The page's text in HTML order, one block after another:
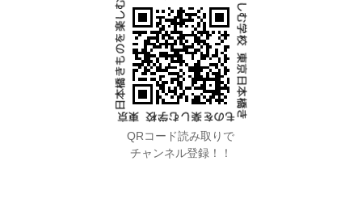
QRコード読み取りで
チャンネル登録！！